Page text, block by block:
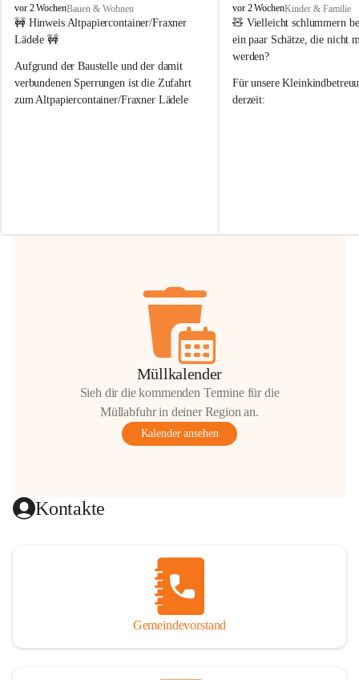
F
r
a
e
r
n
vor 2 WochenBauen & Wohnen
🚧 Hinweis Altpapiercontainer/Fraxner
Lädele 🚧
Aufgrund der Baustelle und der damit
verbundenen Sperrungen ist die Zufahrt
zum Altpapiercontainer/Fraxner Lädele
Hilfsbereitschaft!
F
r
a
x
r
n
vor 2 WochenKinder & Familie
🧸 Vielleicht schlummern
ein paar Schätze, die nicht
werden?
Für unsere
derzeit:
Müllkalender
Sieh dir die kommenden Termine für die
Müllabfuhr in deiner Region an.
Kalender ansehen
Kontakte
Gemeindevorstand